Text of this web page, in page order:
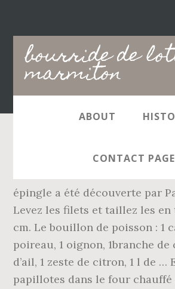
bourride de
marmiton
Main
navigation
ABOUT
CONTACT PAGE
4 oct. 2020 - Découvrez le
épingle a été découverte par
Levez les filets et taillez les en
cm. Le bouillon de poisson : 1
poireau, 1 oignon, 1branche de
d’ail, 1 zeste de citron, 1 l de …
papillotes dans le four chauffé